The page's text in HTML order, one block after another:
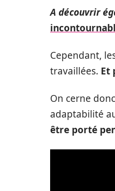
A découvrir
Cependant,
travaillées. Et
On cerne
adaptabilité
être porté